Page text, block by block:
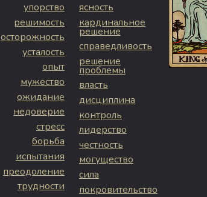
упорство
решимость
осторожность
усталость
опыт
мужество
ожидание
недоверие
стресс
борьба
испытания
преодоление
трудности
ясность
кардинальное
решение
справедливость
решение
проблемы
власть
дисциплина
контроль
лидерство
честность
могущество
сила
покровительство